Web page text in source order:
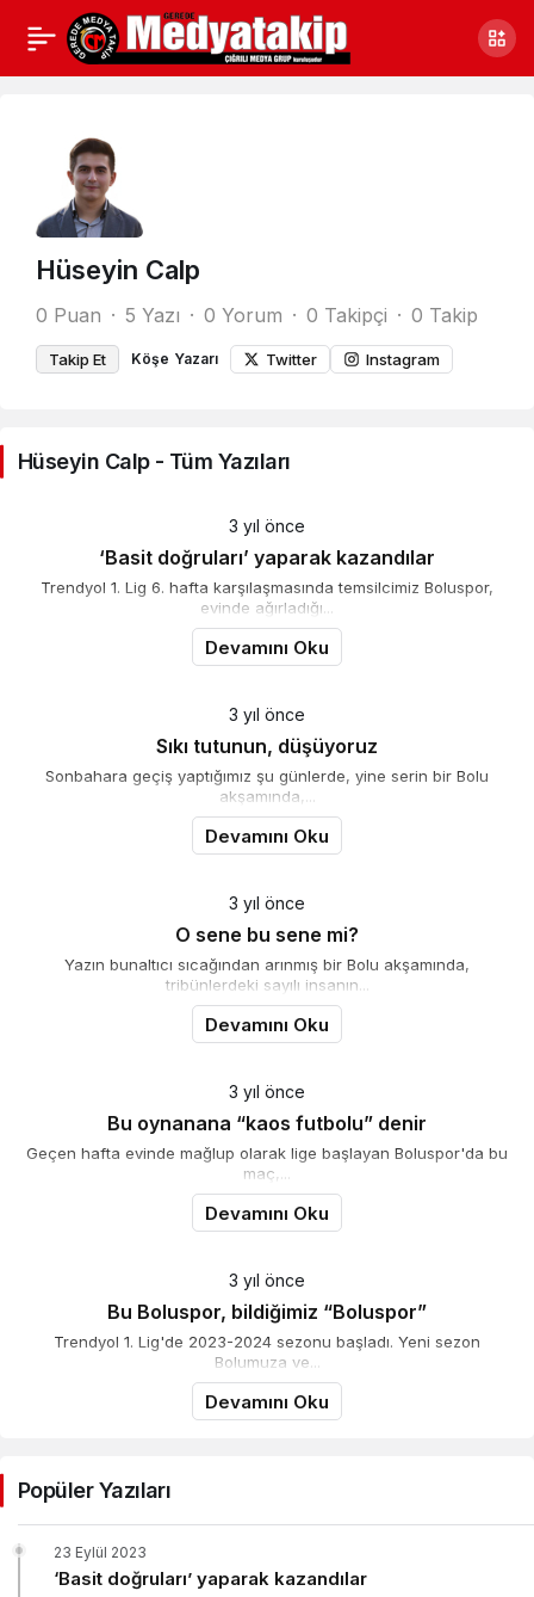
Hüseyin Calp
0 Puan 5 Yazı 0 Yorum 0 Takipçi 0 Takip
Takip Et Köşe Yazarı Twitter Instagram
Hüseyin Calp - Tüm Yazıları
3 yıl önce
‘Basit doğruları’ yaparak kazandılar
Trendyol 1. Lig 6. hafta karşılaşmasında temsilcimiz Boluspor,
evinde ağırladığı...
Devamını Oku
3 yıl önce
Sıkı tutunun, düşüyoruz
Sonbahara geçiş yaptığımız şu günlerde, yine serin bir Bolu
akşamında,...
Devamını Oku
3 yıl önce
O sene bu sene mi?
Yazın bunaltıcı sıcağından arınmış bir Bolu akşamında,
tribünlerdeki sayılı insanın...
Devamını Oku
3 yıl önce
Bu oynanana “kaos futbolu” denir
Geçen hafta evinde mağlup olarak lige başlayan Boluspor'da bu
maç,...
Devamını Oku
3 yıl önce
Bu Boluspor, bildiğimiz “Boluspor”
Trendyol 1. Lig'de 2023-2024 sezonu başladı. Yeni sezon
Bolumuza ve...
Devamını Oku
Popüler Yazıları
‘Basit doğruları’ yaparak kazandılar
23 Eylül 2023